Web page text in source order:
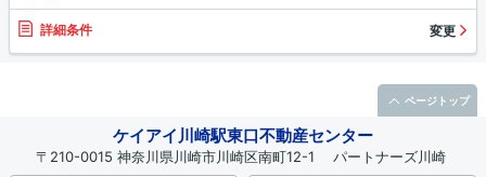
詳細条件 変更
ケイアイ川崎駅東口不動産センター
〒210-0015 神奈川県川崎市川崎区南町12-1 パートナーズ川崎
ページトップ